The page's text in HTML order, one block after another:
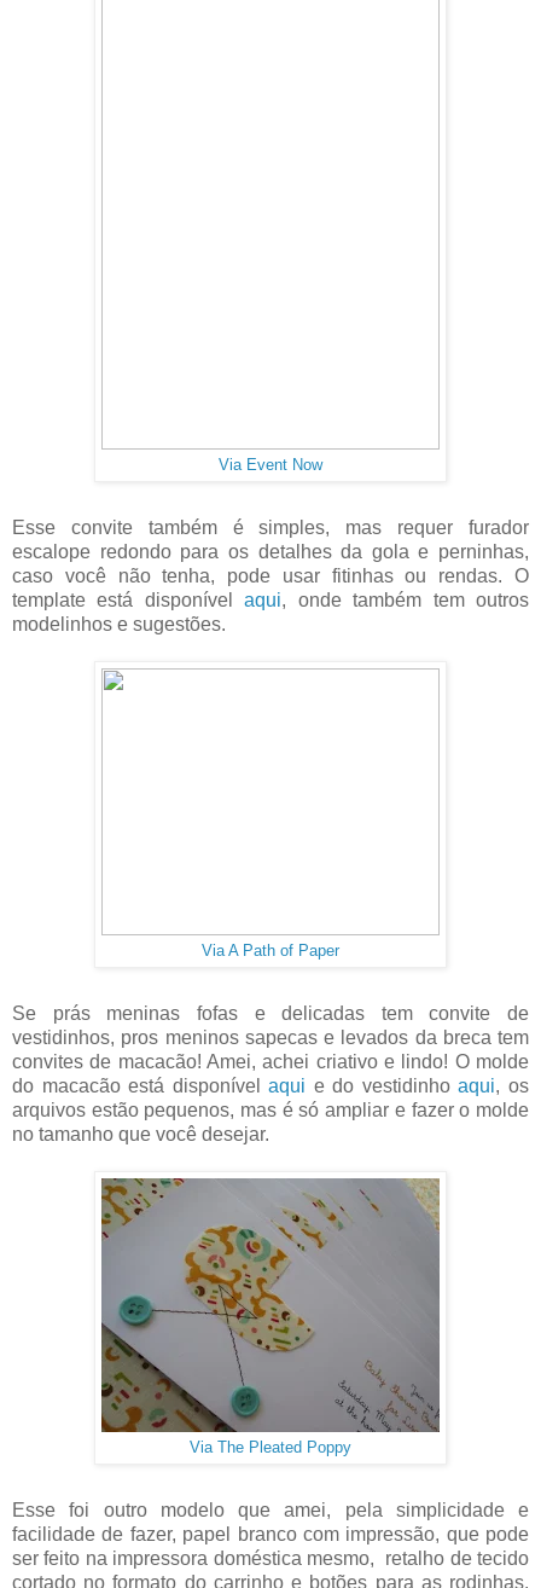
Via Event Now
Esse convite também é simples, mas requer furador
escalope redondo para os detalhes da gola e perninhas,
caso você não tenha, pode usar fitinhas ou rendas. O
template está disponívelaqui, onde também tem outros
modelinhos e sugestões.
Via A Path of Paper
Se prás meninas fofas e delicadas tem convite de
vestidinhos, pros meninos sapecas e levados da breca tem
convites de macacão! Amei, achei criativo e lindo! O molde
do macacão está disponívelaqui e do vestidinhoaqui, os
arquivos estão pequenos, mas é só ampliar e fazer o molde
no tamanho que você desejar.
Via The Pleated Poppy
Esse foi outro modelo que amei, pela simplicidade e
facilidade de fazer, papel branco com impressão, que pode
ser feito na impressora doméstica mesmo, retalho de tecido
cortado no formato do carrinho e botões para as rodinhas.